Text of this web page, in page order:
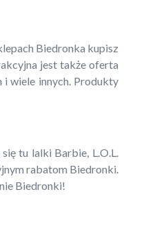
Biedronka kupisz
jest także oferta
wiele innych. Produkty
tu lalki Barbie, L.O.L.
rabatom Biedronki.
Biedronki!